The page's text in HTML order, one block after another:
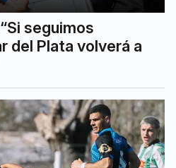
seguimos
del Plata volverá a